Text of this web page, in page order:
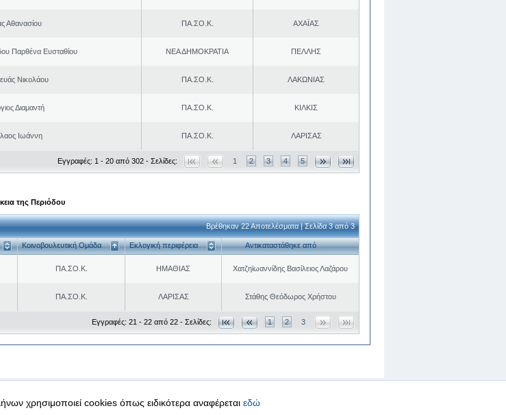
Αθανασίου ΠΑ.ΣΟ.Κ. ΑΧΑΪΑΣ
Παρθένα Ευσταθίου ΝΕΑ ΔΗΜΟΚΡΑΤΙΑ ΠΕΛΛΗΣ
Νικολάου ΠΑ.ΣΟ.Κ. ΛΑΚΩΝΙΑΣ
Διαμαντή ΠΑ.ΣΟ.Κ. ΚΙΛΚΙΣ
Ιωάννη ΠΑ.ΣΟ.Κ. ΛΑΡΙΣΑΣ
Εγγραφές: 1 - 20 από 302 - Σελίδες: 1 2 3 4 5
της Περιόδου
Βρέθηκαν 22 Αποτελέσματα | Σελίδα 3 από 3
Κοινοβουλευτική Ομάδα Εκλογική περιφέρεια Αντικαταστάθηκε από
ΠΑ.ΣΟ.Κ. ΗΜΑΘΙΑΣ Χατζηϊωαννίδης Βασίλειος Λαζάρου
ΠΑ.ΣΟ.Κ. ΛΑΡΙΣΑΣ Στάθης Θεόδωρος Χρήστου
Εγγραφές: 21 - 22 από 22 - Σελίδες: 1 2 3
χρησιμοποιεί cookies όπως ειδικότερα αναφέρεται εδώ